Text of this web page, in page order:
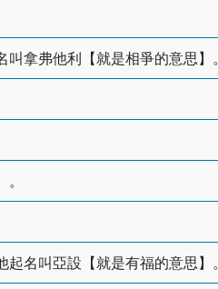
拿弗他利【就是相爭的意思】。
名叫亞設【就是有福的意思】。